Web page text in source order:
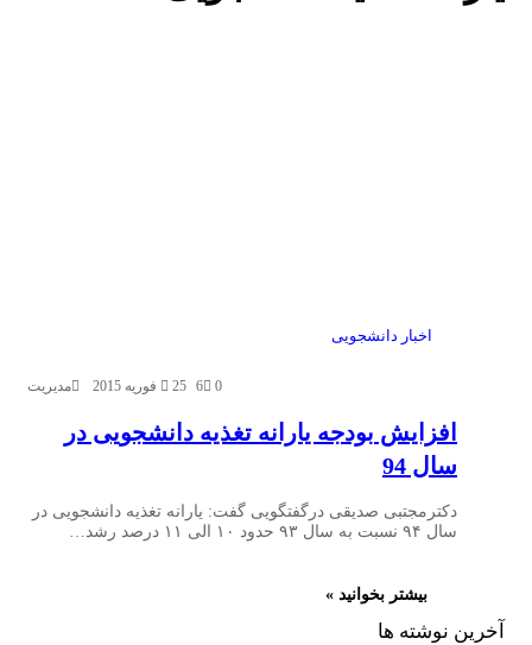
اخبار دانشجویی
مدیریت 25 فوریه 2015 0
6
افزایش بودجه یارانه تغذیه دانشجویی در
سال 94
دکترمجتبی صدیقی درگفتگویی گفت: یارانه تغذیه دانشجویی در
سال ۹۴ نسبت به سال ۹۳ حدود ۱۰ الی ۱۱ درصد رشد…
بیشتر بخوانید »
آخرین نوشته ها